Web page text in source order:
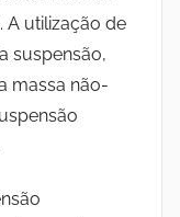
A utilização de
suspensão,
massa não-